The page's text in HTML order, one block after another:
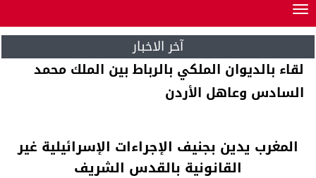
Toggle
navigation
آخر الاخبار
لقاء بالديوان الملكي بالرباط بين الملك محمد
السادس وعاهل الأردن
المغرب يدين بجنيف الإجراءات الإسرائيلية غير
القانونية بالقدس الشريف